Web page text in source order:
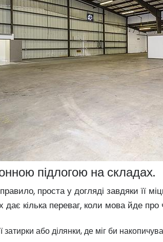
підлогою на складах.
проста у догляді завдяки її
дає кілька переваг, коли мова йде
затирки або ділянки, де міг би